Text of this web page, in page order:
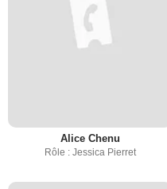
Alice Chenu
Rôle : Jessica Pierret